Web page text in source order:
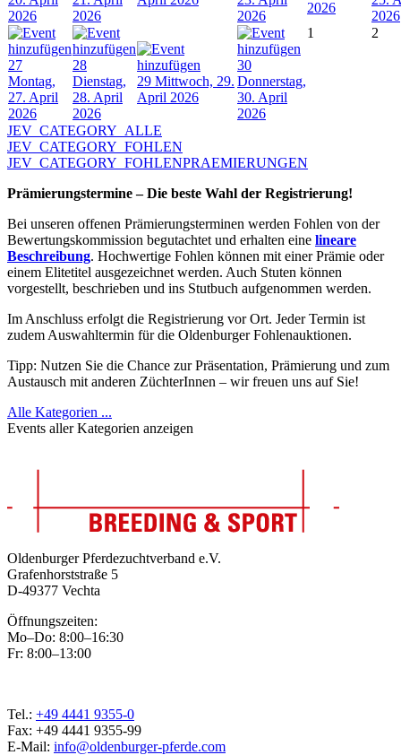
2026
2026
2026
2026
2026
27
Montag,
27. April
2026
28
Dienstag,
28. April
2026
29 Mittwoch, 29.
April 2026
30
Donnerstag,
30. April
2026
1 2
JEV_CATEGORY_ALLE
JEV_CATEGORY_FOHLEN
JEV_CATEGORY_FOHLENPRAEMIERUNGEN
Prämierungstermine – Die beste Wahl der Registrierung!
Bei unseren offenen Prämierungsterminen werden Fohlen von der
Bewertungskommission begutachtet und erhalten eine lineare
Beschreibung. Hochwertige Fohlen können mit einer Prämie oder
einem Elitetitel ausgezeichnet werden. Auch Stuten können
vorgestellt, beschrieben und ins Stutbuch aufgenommen werden.
Im Anschluss erfolgt die Registrierung vor Ort. Jeder Termin ist
zudem Auswahltermin für die Oldenburger Fohlenauktionen.
Tipp: Nutzen Sie die Chance zur Präsentation, Prämierung und zum
Austausch mit anderen ZüchterInnen – wir freuen uns auf Sie!
Alle Kategorien ...
Events aller Kategorien anzeigen
Oldenburger Pferdezuchtverband e.V.
Grafenhorststraße 5
D-49377 Vechta
Öffnungszeiten:
Mo–Do: 8:00–16:30
Fr: 8:00–13:00
Tel.: +49 4441 9355-0
Fax: +49 4441 9355-99
E-Mail: info@oldenburger-pferde.com